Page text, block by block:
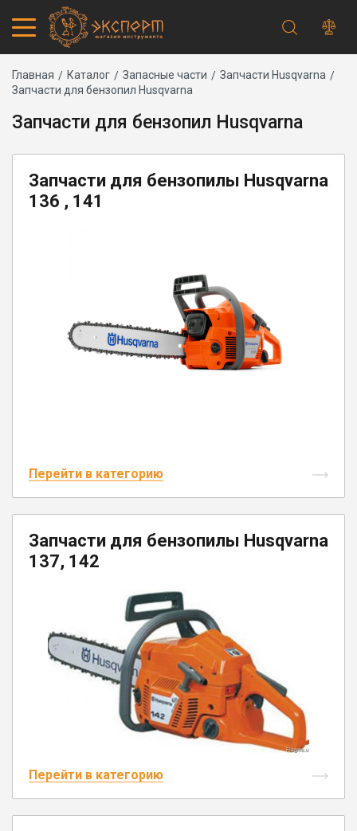
Каталог товаров
Запчасти
Проверить статус заказа
Основная
навигация
Способы оплаты
Плановое техническое обслуживание
Предпродажная подготовка
Заточка и ремонт цепей бензопил и электропил
Заточка ножей газонокосилок
Юрлицам
Строка
навигации
Главная Каталог Запасные части
Запчасти Husqvarna
Запчасти для бензопил Husqvarna
Запчасти для бензопил Husqvarna
Запчасти для бензопилы Husqvarna
136 , 141
Перейти в категорию
Запчасти для бензопилы Husqvarna
137, 142
Перейти в категорию